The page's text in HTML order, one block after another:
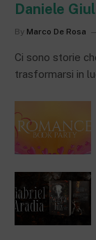
Daniele
By Marco De Rosa
Ci sono storie
trasformarsi in